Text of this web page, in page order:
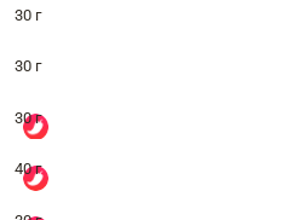
30 г
30 г
30 г
40 г